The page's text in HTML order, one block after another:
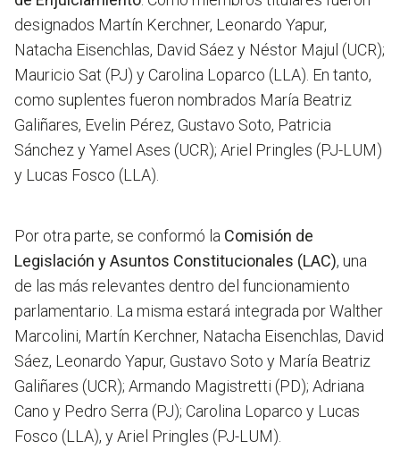
designados Martín Kerchner, Leonardo Yapur,
Natacha Eisenchlas, David Sáez y Néstor Majul (UCR);
Mauricio Sat (PJ) y Carolina Loparco (LLA). En tanto,
como suplentes fueron nombrados María Beatriz
Galiñares, Evelin Pérez, Gustavo Soto, Patricia
Sánchez y Yamel Ases (UCR); Ariel Pringles (PJ-LUM)
y Lucas Fosco (LLA).
Por otra parte, se conformó la Comisión de
Legislación y Asuntos Constitucionales (LAC), una
de las más relevantes dentro del funcionamiento
parlamentario. La misma estará integrada por Walther
Marcolini, Martín Kerchner, Natacha Eisenchlas, David
Sáez, Leonardo Yapur, Gustavo Soto y María Beatriz
Galiñares (UCR); Armando Magistretti (PD); Adriana
Cano y Pedro Serra (PJ); Carolina Loparco y Lucas
Fosco (LLA), y Ariel Pringles (PJ-LUM).